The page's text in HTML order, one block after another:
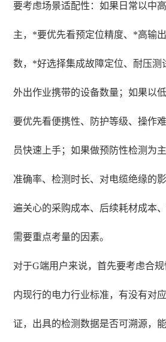
要考虑场景适配性：如果日常以中
主，*要优先看预定位精度、*高输
数，*好选择集成故障定位、耐压测
外出作业携带的设备数量；如果以
要优先看便携性、防护等级、操作
员快速上手；如果做预防性检测为
准确率、检测时长、对电缆绝缘的
遍关心的采购成本、后续耗材成本
需要重点考量的因素。
对于G端用户来说，首先要考虑合
内现行的电力行业标准，有没有对
证，出具的检测数据是否可溯源，